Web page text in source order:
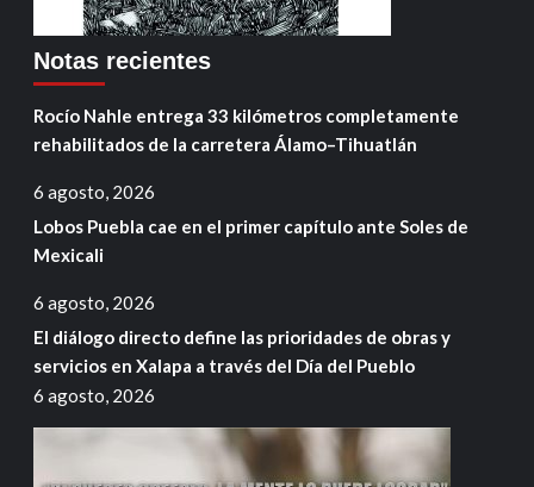
Notas recientes
Rocío Nahle entrega 33 kilómetros completamente
rehabilitados de la carretera Álamo–Tihuatlán
6 agosto, 2026
Lobos Puebla cae en el primer capítulo ante Soles de
Mexicali
6 agosto, 2026
El diálogo directo define las prioridades de obras y
servicios en Xalapa a través del Día del Pueblo
6 agosto, 2026